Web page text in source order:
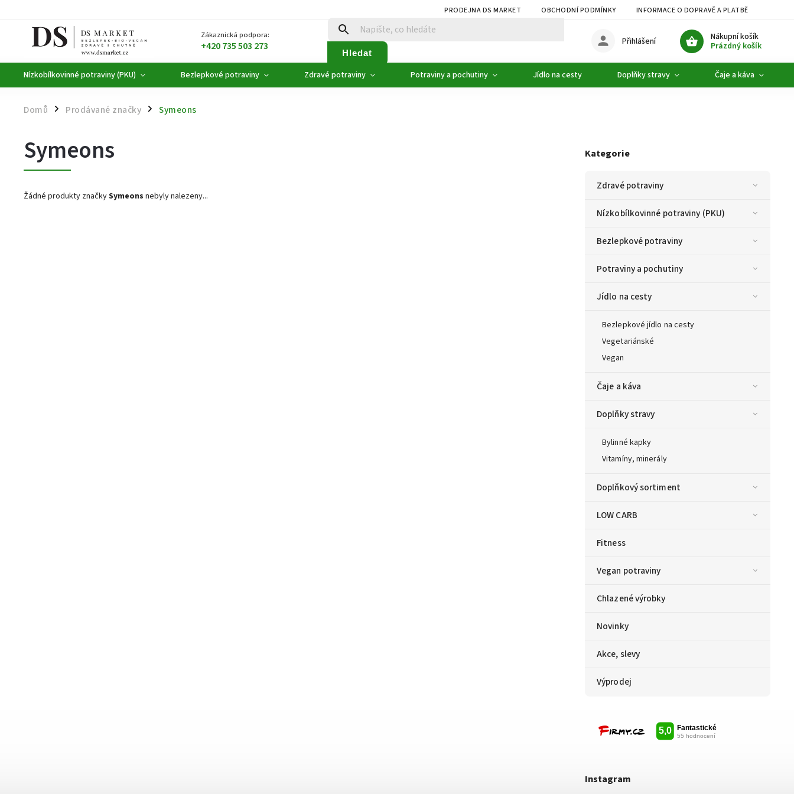
PRODEJNA DS MARKET OBCHODNÍ PODMÍNKY INFORMACE O DOPRAVĚ A PLATBĚ
Zákaznická podpora:
+420 735 503 273 Hledat
Nákupní košík
Prázdný košík
Přihlášení
Nízkobílkovinné potraviny (PKU) Bezlepkové potraviny Zdravé potraviny Potraviny a pochutiny Jídlo na cesty Doplňky stravy Čaje a káva
Domů / Prodávané značky / Symeons
Kategorie
Zdravé potraviny
Nízkobílkovinné potraviny (PKU)
Bezlepkové potraviny
Potraviny a pochutiny
Jídlo na cesty
Bezlepkové jídlo na cesty
Vegetariánské
Vegan
Čaje a káva
Doplňky stravy
Bylinné kapky
Vitamíny, minerály
Doplňkový sortiment
LOW CARB
Fitness
Vegan potraviny
Chlazené výrobky
Novinky
Akce, slevy
Výprodej
Instagram
Symeons
Žádné produkty značkySymeons nebyly nalezeny...